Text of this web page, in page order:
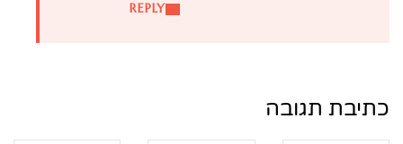
REPLY
כתיבת תגובה